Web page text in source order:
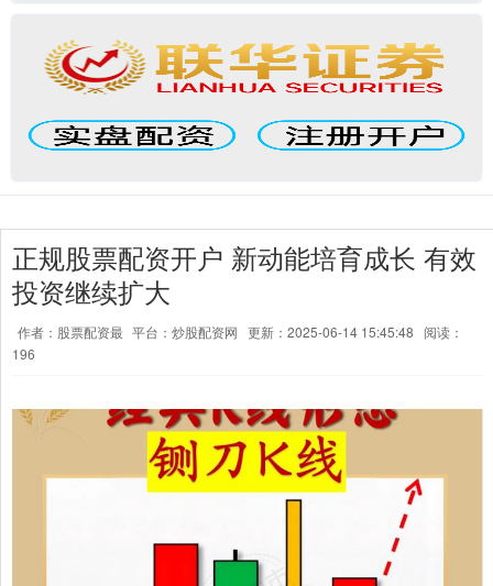
正规股票配资开户 新动能培育成长 有效
投资继续扩大
作者：股票配资最 平台：炒股配资网 更新：2025-06-14 15:45:48
阅读：
196